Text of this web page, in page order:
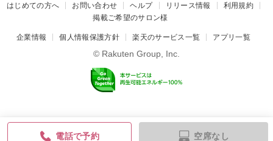
電話で予約 空席なし
はじめての方へ お問い合わせ ヘルプ リリース情報
利用規約
掲載ご希望のサロン様
企業情報 個人情報保護方針 楽天のサービス一覧 アプリ一覧
© Rakuten Group, Inc.